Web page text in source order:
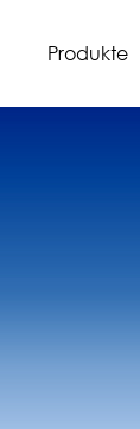
Produkte